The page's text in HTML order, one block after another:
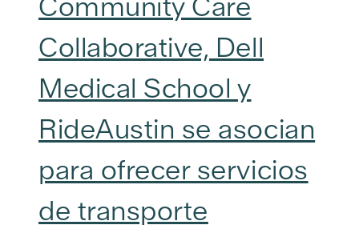
Collaborative, Dell
Medical School y
RideAustin se asocian
para ofrecer servicios
de transporte